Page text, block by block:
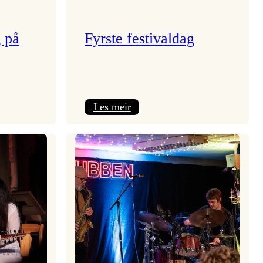
på
Fyrste festivaldag
Les meir:
festivaldag